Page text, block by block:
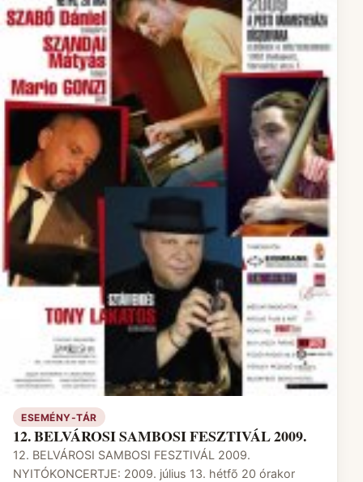
ESEMÉNY-TÁR
12. BELVÁROSI SAMBOSI FESZTIVÁL 2009.
12. BELVÁROSI SAMBOSI FESZTIVÁL 2009.
NYITÓKONCERTJE: 2009. július 13. hétfõ 20 órakor